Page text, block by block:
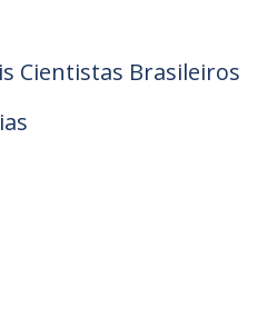
Cientistas Brasileiros